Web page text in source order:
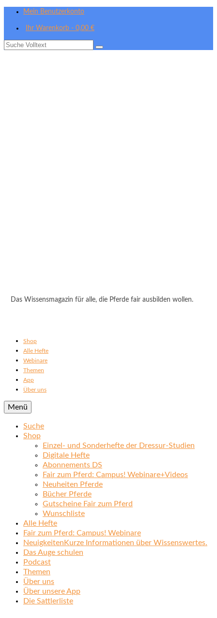
Mein Benutzerkonto
Ihr Warenkorb - 0,00 €
Suche
Das Wissensmagazin für alle, die Pferde fair ausbilden wollen.
Shop
Alle Hefte
Webinare
Themen
App
Über uns
Menü
Suche
Shop
Einzel- und Sonderhefte der Dressur-Studien
Digitale Hefte
Abonnements DS
Fair zum Pferd: Campus! Webinare+Videos
Neuheiten Pferde
Bücher Pferde
Gutscheine Fair zum Pferd
Wunschliste
Alle Hefte
Fair zum Pferd: Campus! Webinare
Neuigkeiten Kurze Informationen über Wissenswertes.
Das Auge schulen
Podcast
Themen
Über uns
Über unsere App
Die Sattlerliste